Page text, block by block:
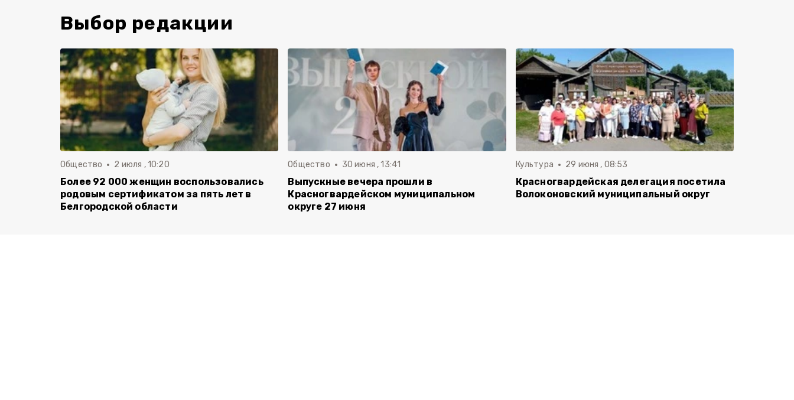
Выбор редакции
Общество 2 июля , 10:20
Более 92 000 женщин воспользовались
родовым сертификатом за пять лет в
Белгородской области
Общество 30 июня , 13:41
Выпускные вечера прошли в
Красногвардейском муниципальном
округе 27 июня
Культура 29 июня , 08:53
Красногвардейская делегация посетила
Волоконовский муниципальный округ